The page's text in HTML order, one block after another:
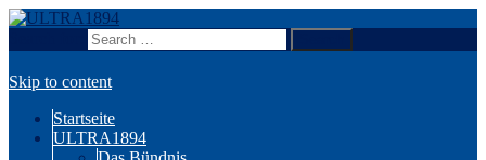
ULTRA1894
Skip to content
Startseite
ULTRA1894